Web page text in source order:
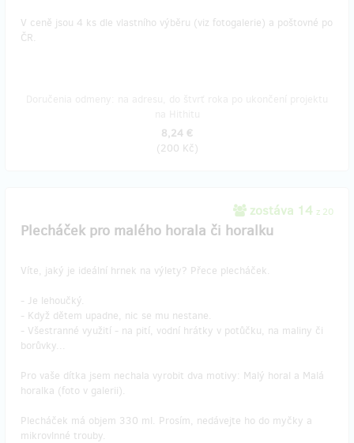
V ceně jsou 4 ks dle vlastního výběru (viz fotogalerie) a poštovné po
ČR.
8,24 €
(200 Kč)
zostáva 14 z 20
Plecháček pro malého horala či horalku
Víte, jaký je ideální hrnek na výlety? Přece plecháček.
- Je lehoučký.
- Když dětem upadne, nic se mu nestane.
- Všestranné využití - na pití, vodní hrátky v potůčku, na maliny či
borůvky...
Pro vaše dítka jsem nechala vyrobit dva motivy: Malý horal a Malá
horalka (foto v galerii).
Plecháček má objem 330 ml. Prosím, nedávejte ho do myčky a
mikrovlnné trouby.